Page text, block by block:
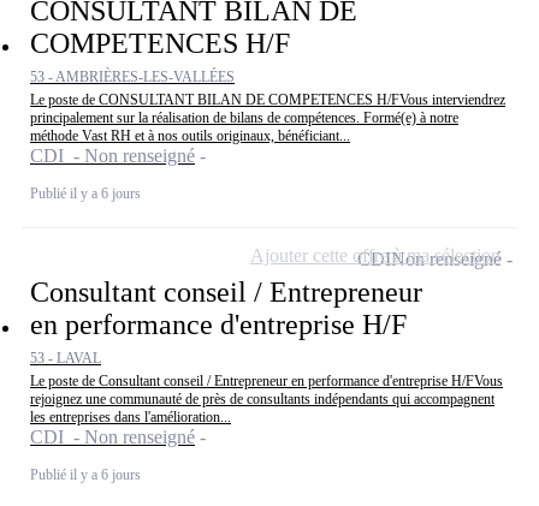
CONSULTANT BILAN DE
COMPETENCES H/F
53 - AMBRIÈRES-LES-VALLÉES
Le poste de CONSULTANT BILAN DE COMPETENCES H/FVous interviendrez
principalement sur la réalisation de bilans de compétences. Formé(e) à notre
méthode Vast RH et à nos outils originaux, bénéficiant...
CDI - Non renseigné
Publié il y a 6 jours
Consultant conseil / Entrepreneur
en performance d'entreprise H/F
53 - LAVAL
Le poste de Consultant conseil / Entrepreneur en performance d'entreprise H/FVous
rejoignez une communauté de près de consultants indépendants qui accompagnent
les entreprises dans l'amélioration...
CDI - Non renseigné
Publié il y a 6 jours
CDINon renseigné
Ajouter cette offre à ma sélection